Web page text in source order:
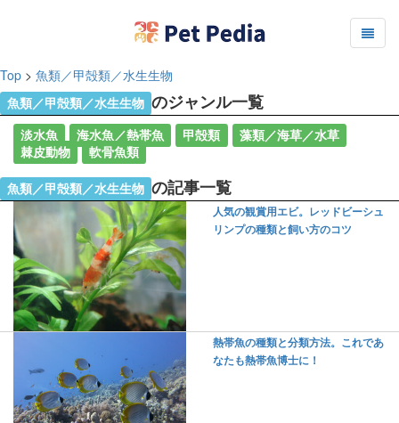
Top > 魚類／甲殻類／水生生物
魚類／甲殻類／水生生物 のジャンル一覧
淡水魚 海水魚／熱帯魚 甲殻類
藻類／海草／水草
棘皮動物
軟骨魚類
魚類／甲殻類／水生生物 の記事一覧
人気の観賞用エビ。レッドビーシュ
リンプの種類と飼い方のコツ
熱帯魚の種類と分類方法。これであ
なたも熱帯魚博士に！